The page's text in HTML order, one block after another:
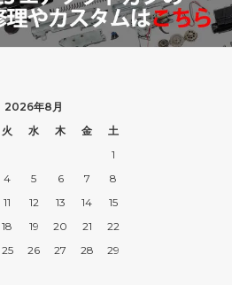
2026年8月
火 水 木 金
土
1
4 5 6 7
8
11 12 13 14
15
18 19 20 21
22
25 26 27 28
29